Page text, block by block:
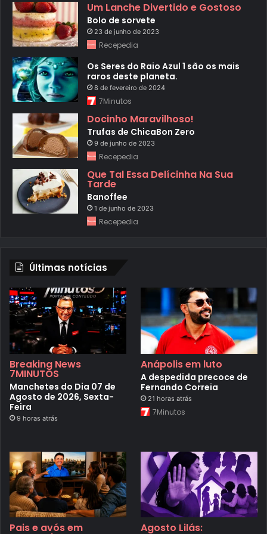
Um Lanche Divertido e Gostoso
Bolo de sorvete
23 de junho de 2023
Recepedia
Os Seres do Raio Azul 1 são os mais
raros deste planeta.
8 de fevereiro de 2024
7Minutos
Docinho Maravilhoso!
Trufas de ChicaBon Zero
9 de junho de 2023
Recepedia
Que Tal Essa Delícinha Na Sua
Tarde
Banoffee
1 de junho de 2023
Recepedia
Últimas notícias
Breaking News
7MINUTOS
Manchetes do Dia 07 de
Agosto de 2026, Sexta-
Feira
9 horas atrás
Anápolis em luto
A despedida precoce de
Fernando Correia
21 horas atrás
7Minutos
Pais e avós em Agosto Lilás: